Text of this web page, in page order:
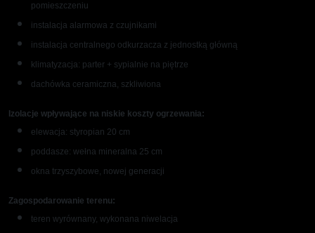
pomieszczeniu
instalacja alarmowa z czujnikami
instalacja centralnego odkurzacza z jednostką główną
klimatyzacja: parter + sypialnie na piętrze
dachówka ceramiczna, szkliwiona
Izolacje wpływające na niskie koszty ogrzewania:
elewacja: styropian 20 cm
poddasze: wełna mineralna 25 cm
okna trzyszybowe, nowej generacji
Zagospodarowanie terenu:
teren wyrównany, wykonana niwelacja